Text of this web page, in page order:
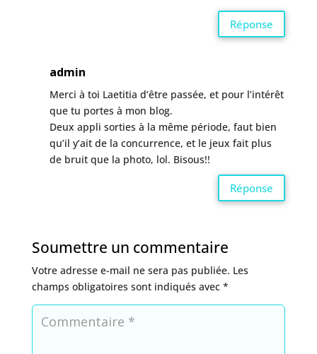
Réponse
admin
Merci à toi Laetitia d’être passée, et pour l’intérêt
que tu portes à mon blog.
Deux appli sorties à la même période, faut bien
qu’il y’ait de la concurrence, et le jeux fait plus
de bruit que la photo, lol. Bisous!!
Réponse
Soumettre un commentaire
Votre adresse e-mail ne sera pas publiée. Les
champs obligatoires sont indiqués avec *